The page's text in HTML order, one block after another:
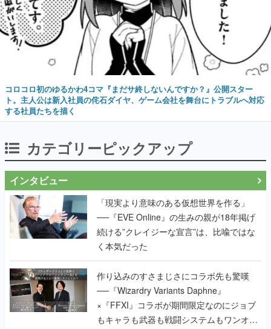
コロコロ初のゆるかわ4コマ『まだサ終しないんですか？』公開スター
ト。主人公は新入社員の侘石ダイヤ、ゲーム会社を舞台にトラブルへ対応
する社員たちを描く
カテゴリーピックアップ
インタビュー
「現実より意味のある仮想世界を作る」
──『EVE Online』の生みの親が18年掲げ
続ける”クレイジーな宣言”は、比喩ではな
く本気だった
作り込みのすさまじさにコラボ先も驚嘆
──『Wizardry Variants Daphne』
×『FFXI』コラボが期間限定なのにジョブ
もキャラも武器も戦闘システムもワンオフ